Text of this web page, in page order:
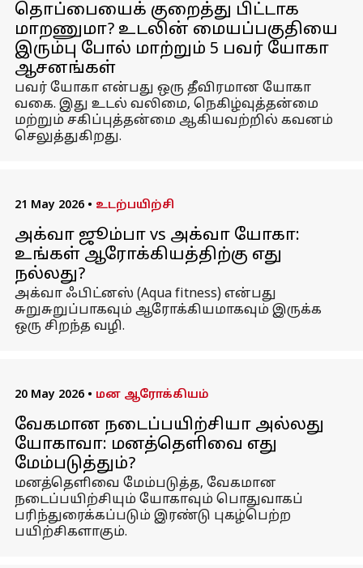
தொப்பையைக் குறைத்து பிட்டாக
மாறணுமா? உடலின் மையப்பகுதியை
இரும்பு போல் மாற்றும் 5 பவர் யோகா
ஆசனங்கள்
பவர் யோகா என்பது ஒரு தீவிரமான யோகா
வகை. இது உடல் வலிமை, நெகிழ்வுத்தன்மை
மற்றும் சகிப்புத்தன்மை ஆகியவற்றில் கவனம்
செலுத்துகிறது.
21 May 2026 • உடற்பயிற்சி
அக்வா ஜூம்பா vs அக்வா யோகா:
உங்கள் ஆரோக்கியத்திற்கு எது
நல்லது?
அக்வா ஃபிட்னஸ் (Aqua fitness) என்பது
சுறுசுறுப்பாகவும் ஆரோக்கியமாகவும் இருக்க
ஒரு சிறந்த வழி.
20 May 2026 • மன ஆரோக்கியம்
வேகமான நடைப்பயிற்சியா அல்லது
யோகாவா: மனத்தெளிவை எது
மேம்படுத்தும்?
மனத்தெளிவை மேம்படுத்த, வேகமான
நடைப்பயிற்சியும் யோகாவும் பொதுவாகப்
பரிந்துரைக்கப்படும் இரண்டு புகழ்பெற்ற
பயிற்சிகளாகும்.